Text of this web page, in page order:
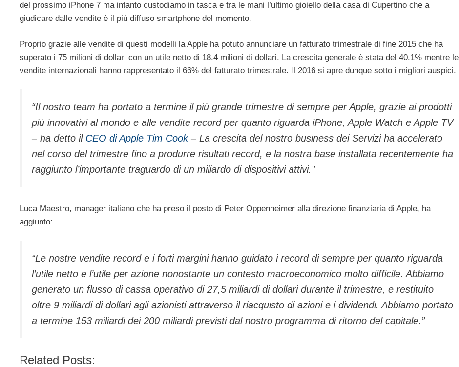
del prossimo iPhone 7 ma intanto custodiamo in tasca e tra le mani l’ultimo gioiello della casa di Cupertino che a
giudicare dalle vendite è il più diffuso smartphone del momento.
Proprio grazie alle vendite di questi modelli la Apple ha potuto annunciare un fatturato trimestrale di fine 2015 che ha
superato i 75 milioni di dollari con un utile netto di 18.4 milioni di dollari. La crescita generale è stata del 40.1% mentre le
vendite internazionali hanno rappresentato il 66% del fatturato trimestrale. Il 2016 si apre dunque sotto i migliori auspici.
“Il nostro team ha portato a termine il più grande trimestre di sempre per Apple, grazie ai prodotti
più innovativi al mondo e alle vendite record per quanto riguarda iPhone, Apple Watch e Apple TV
– ha detto il CEO di Apple Tim Cook– La crescita del nostro business dei Servizi ha accelerato
nel corso del trimestre fino a produrre risultati record, e la nostra base installata recentemente ha
raggiunto l’importante traguardo di un miliardo di dispositivi attivi.”
Luca Maestro, manager italiano che ha preso il posto di Peter Oppenheimer alla direzione finanziaria di Apple, ha
aggiunto:
“Le nostre vendite record e i forti margini hanno guidato i record di sempre per quanto riguarda
l’utile netto e l’utile per azione nonostante un contesto macroeconomico molto difficile. Abbiamo
generato un flusso di cassa operativo di 27,5 miliardi di dollari durante il trimestre, e restituito
oltre 9 miliardi di dollari agli azionisti attraverso il riacquisto di azioni e i dividendi. Abbiamo portato
a termine 153 miliardi dei 200 miliardi previsti dal nostro programma di ritorno del capitale.”
Related Posts: